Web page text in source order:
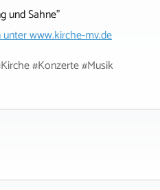
und Sahne"
unterwww.kirche-mv.de
#Konzerte #Musik